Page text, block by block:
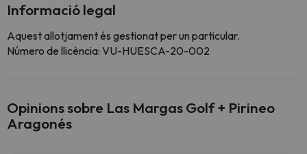
Informació legal
Aquest allotjament és gestionat per un particular.
Número de llicència: VU-HUESCA-20-002
Opinions sobre Las Margas Golf + Pirineo
Aragonés